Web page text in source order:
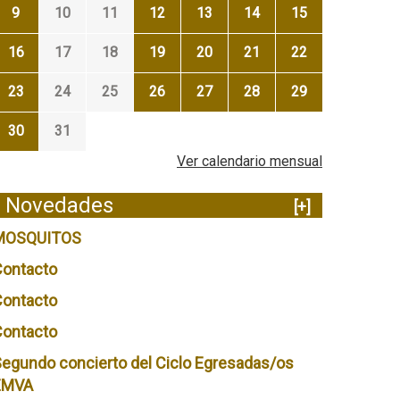
9 10 11 12 13 14 15
16 17 18 19 20 21 22
23 24 25 26 27 28 29
30
31
Ver calendario mensual
Novedades
[+]
concierto del Ciclo Egresadas/os